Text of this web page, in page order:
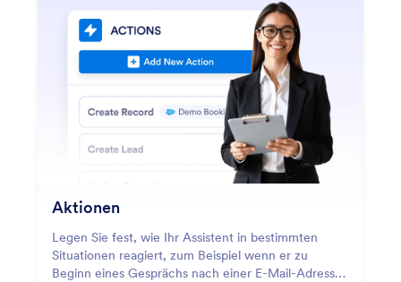
Aktionen
Legen Sie fest, wie Ihr Assistent in bestimmten
Situationen reagiert, zum Beispiel wenn er zu
Beginn eines Gesprächs nach einer E-Mail-Adresse